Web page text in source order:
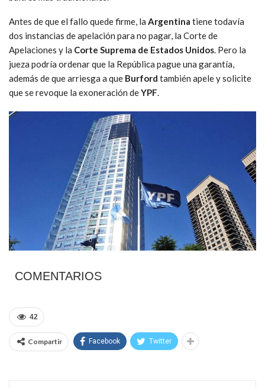
Antes de que el fallo quede firme, la Argentina tiene todavía
dos instancias de apelación para no pagar, la Corte de
Apelaciones y la Corte Suprema de Estados Unidos. Pero la
jueza podría ordenar que la República pague una garantía,
además de que arriesga a que Burford también apele y solicite
que se revoque la exoneración deYPF.
COMENTARIOS
42
Compartir Facebook Twitter